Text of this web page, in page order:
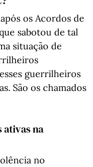
os Acordos de
sabotou de tal
situação de
guerrilheiros
São os chamados
ativas na
no